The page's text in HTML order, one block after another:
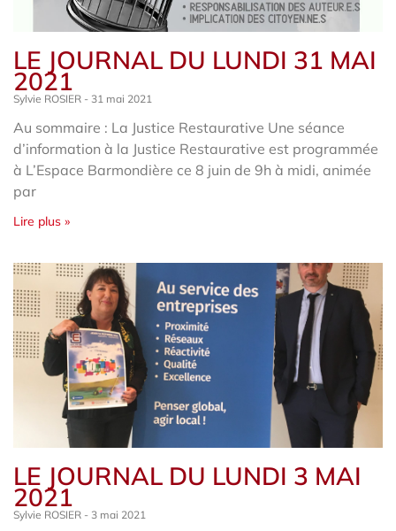
LE JOURNAL DU LUNDI 31 MAI
2021
Sylvie ROSIER 31 mai 2021
Au sommaire : La Justice Restaurative Une séance
d’information à la Justice Restaurative est programmée
à L’Espace Barmondière ce 8 juin de 9h à midi, animée
par
Lire plus »
LE JOURNAL DU LUNDI 3 MAI
2021
Sylvie ROSIER 3 mai 2021